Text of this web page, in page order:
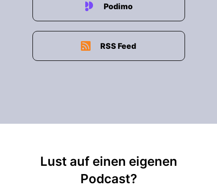
Podimo
RSS Feed
Lust auf einen eigenen
Podcast?